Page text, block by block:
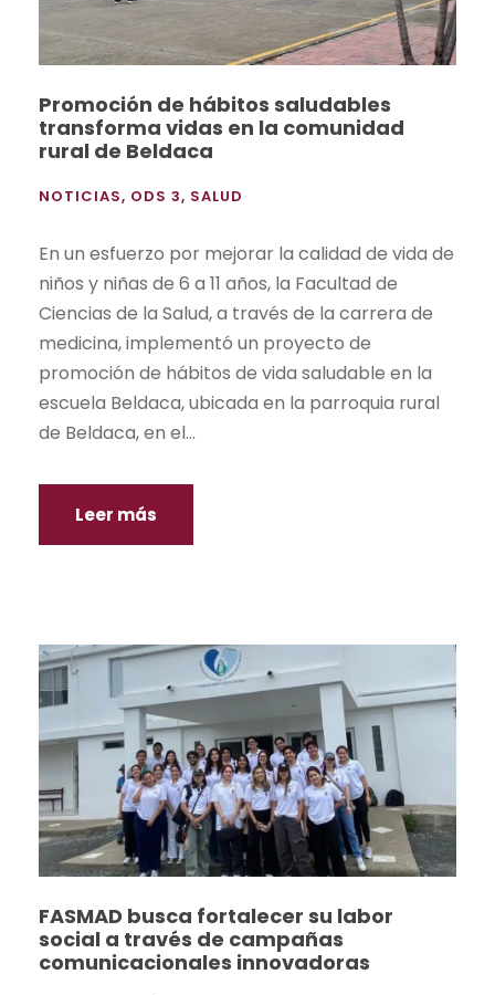
Promoción de hábitos saludables
transforma vidas en la comunidad
rural de Beldaca
NOTICIAS, ODS 3, SALUD
En un esfuerzo por mejorar la calidad de vida de
niños y niñas de 6 a 11 años, la Facultad de
Ciencias de la Salud, a través de la carrera de
medicina, implementó un proyecto de
promoción de hábitos de vida saludable en la
escuela Beldaca, ubicada en la parroquia rural
de Beldaca, en el...
Leer más
FASMAD busca fortalecer su labor
social a través de campañas
comunicacionales innovadoras